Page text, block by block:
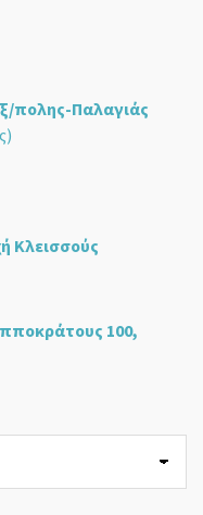
πολης-Παλαγιάς
Κλεισσούς
100,